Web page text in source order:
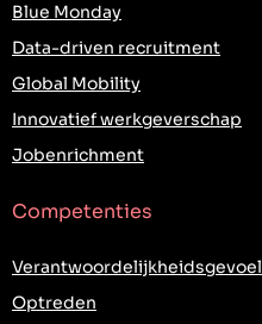
Blue Monday
Data-driven recruitment
Global Mobility
Innovatief werkgeverschap
Jobenrichment
Competenties
Verantwoordelijkheidsgevoel
Optreden